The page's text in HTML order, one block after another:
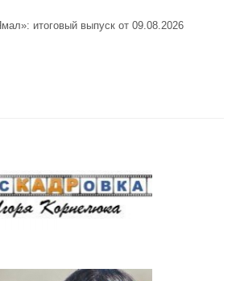
итоговый выпуск от 09.08.2026